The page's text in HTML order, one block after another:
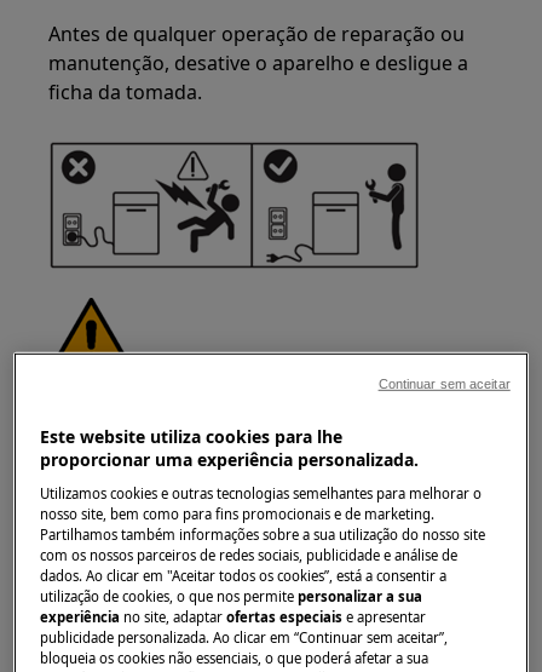
Antes de qualquer operação de reparação ou
manutenção, desative o aparelho e desligue a
ficha da tomada.
Tenha sempre cuidado ao mover
eletrodomésticos. Para os aparelhos pesados é
mais seguro que duas pessoas os movam. Use
sempre luvas de proteção e calçado de
Este website utiliza cookies para lhe
proporcionar uma experiência personalizada.
Utilizamos cookies e outras tecnologias semelhantes para melhorar o
nosso site, bem como para fins promocionais e de marketing.
Partilhamos também informações sobre a sua utilização do nosso site
com os nossos parceiros de redes sociais, publicidade e análise de
dados. Ao clicar em "Aceitar todos os cookies”, está a consentir a
utilização de cookies, o que nos permitepersonalizar a sua
experiência no site, adaptarofertas especiaise apresentar
publicidade personalizada. Ao clicar em “Continuar sem aceitar”,
bloqueia os cookies não essenciais, o que poderá afetar a sua
Continuar sem aceitar